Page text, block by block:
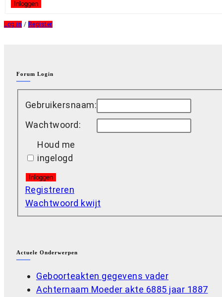
Inloggen
Log in / Register
Forum Login
Gebruikersnaam:
Wachtwoord:
Houd me
ingelogd
Inloggen
Registreren
Wachtwoord kwijt
Actuele Onderwerpen
Geboorteakten gegevens vader
Achternaam Moeder akte 6885 jaar 1887